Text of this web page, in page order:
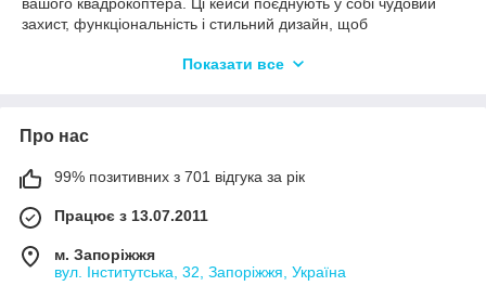
захист, функціональність і стильний дизайн, щоб
Наші кейси виготовлені з високоякісних матеріалів, що
пультів дистанційного керування та інших аксесуарів, щоб всі
кейса.
Наша колекція кейсів для DJI Mini 3 / Mini 3 Pro пропонує різні
варіанти та конфігурації, щоб задовольнити ваші
індивідуальні потреби. Деякі кейси мають пінні вкладиші з
попередньо вирізаними отворами, які точно відповідають
Показати все
Про нас
99% позитивних з 701 відгука за рік
Працює з 13.07.2011
м. Запоріжжя
вул. Інститутська, 32, Запоріжжя, Україна